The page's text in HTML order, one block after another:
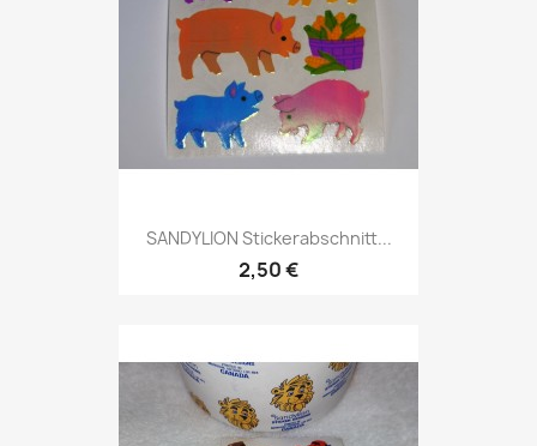
SANDYLION Stickerabschnitt...
2,50 €